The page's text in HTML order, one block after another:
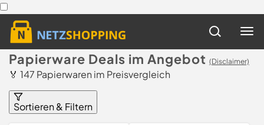
Papierware Deals im Angebot (Disclaimer)
🏅 147 Papierwaren im Preisvergleich
Sortieren & Filtern